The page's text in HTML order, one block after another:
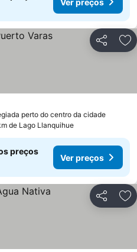
Partilhar
perto do centro da cidade
de Lago Llanquihue
preços
Ver preços
Partilhar